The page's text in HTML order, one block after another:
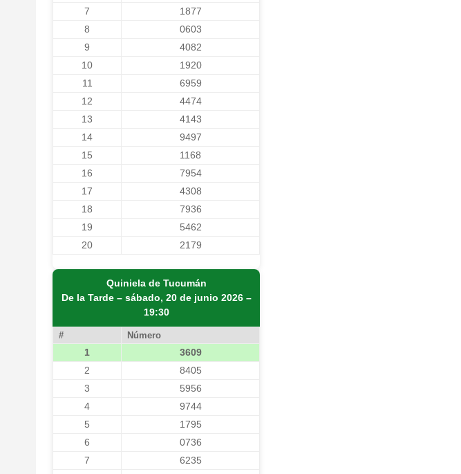
7
1877
8
0603
9
4082
10
1920
11
6959
12
4474
13
4143
14
9497
15
1168
16
7954
17
4308
18
7936
19
5462
20
2179
Quiniela de Tucumán
De la Tarde – sábado, 20 de junio 2026 –
19:30
# Número
1
3609
2
8405
3
5956
4
9744
5
1795
6
0736
7
6235